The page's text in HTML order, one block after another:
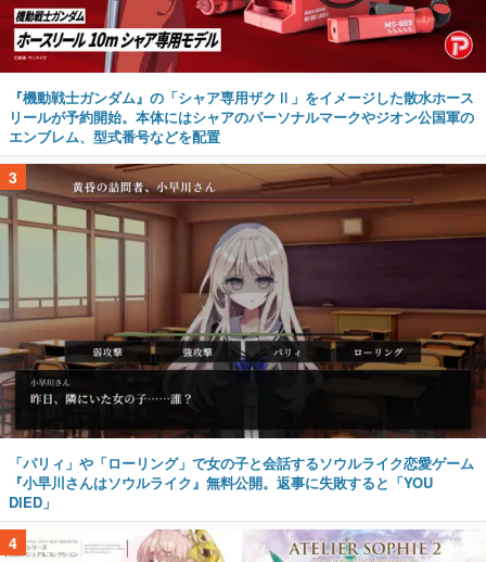
『機動戦士ガンダム』の「シャア専用ザクⅡ」をイメージした散水ホース
リールが予約開始。本体にはシャアのパーソナルマークやジオン公国軍の
エンブレム、型式番号などを配置
3
「パリィ」や「ローリング」で女の子と会話するソウルライク恋愛ゲーム
『小早川さんはソウルライク』無料公開。返事に失敗すると「YOU
DIED」
4